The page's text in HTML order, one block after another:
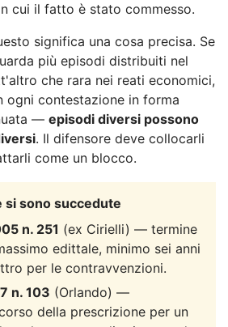
cui il fatto è stato commesso.
significa una cosa precisa. Se
più episodi distribuiti nel
che rara nei reati economici,
ogni contestazione in forma
— episodi diversi possono
. Il difensore deve collocarli
come un blocco.
si sono succedute
n. 251 (ex Cirielli) — termine
edittale, minimo sei anni
per le contravvenzioni.
n. 103 (Orlando) —
della prescrizione per un